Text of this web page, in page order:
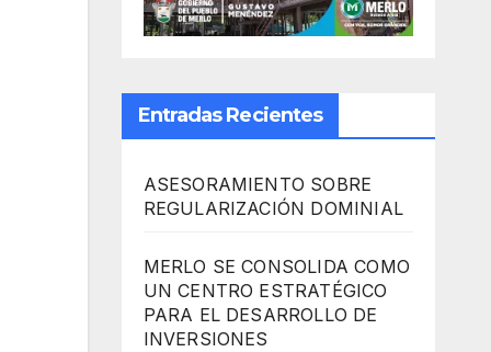
Entradas Recientes
ASESORAMIENTO SOBRE
REGULARIZACIÓN DOMINIAL
MERLO SE CONSOLIDA COMO
UN CENTRO ESTRATÉGICO
PARA EL DESARROLLO DE
INVERSIONES